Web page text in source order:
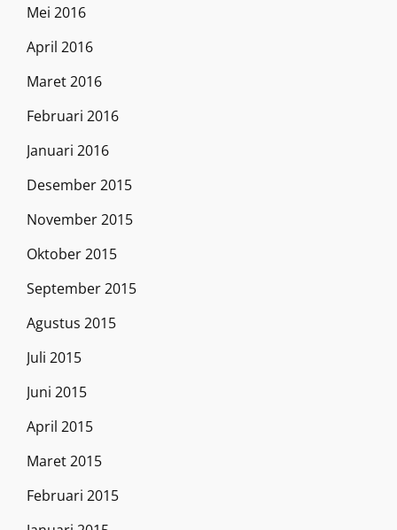
Mei 2016
April 2016
Maret 2016
Februari 2016
Januari 2016
Desember 2015
November 2015
Oktober 2015
September 2015
Agustus 2015
Juli 2015
Juni 2015
April 2015
Maret 2015
Februari 2015